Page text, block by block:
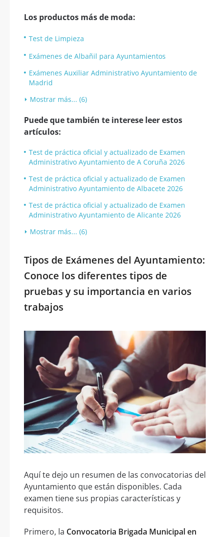
Los productos más de moda:
Test de Limpieza
Exámenes de Albañil para Ayuntamientos
Exámenes Auxiliar Administrativo Ayuntamiento de
Madrid
Mostrar más... (6)
Puede que también te interese leer estos
artículos:
Test de práctica oficial y actualizado de Examen
Administrativo Ayuntamiento de A Coruña 2026
Test de práctica oficial y actualizado de Examen
Administrativo Ayuntamiento de Albacete 2026
Test de práctica oficial y actualizado de Examen
Administrativo Ayuntamiento de Alicante 2026
Mostrar más... (6)
Tipos de Exámenes del Ayuntamiento:
Conoce los diferentes tipos de
pruebas y su importancia en varios
trabajos
Aquí te dejo un resumen de las convocatorias del
Ayuntamiento que están disponibles. Cada
examen tiene sus propias características y
requisitos.
Primero, la Convocatoria Brigada Municipal en